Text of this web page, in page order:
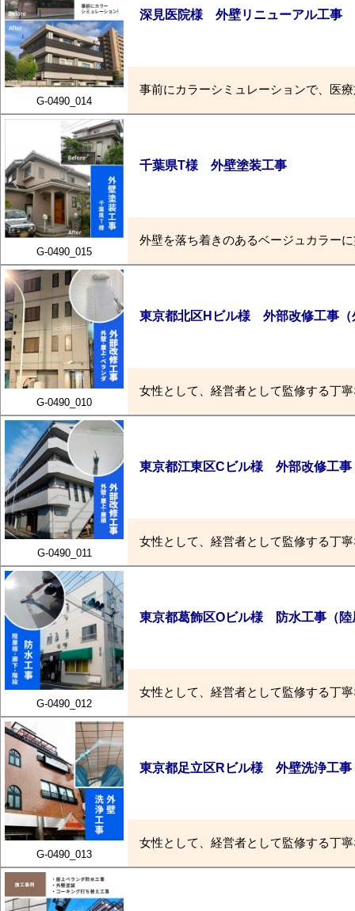
G-0490_014
深見医院様 外壁リニューアル工事
事前にカラーシミュレーションで、医
G-0490_015
千葉県T様 外壁塗装工事
外壁を落ち着きのあるベージュカラー
G-0490_010
東京都北区Hビル様 外部改修工事（
女性として、経営者として監修する丁
G-0490_011
東京都江東区Cビル様 外部改修工事
女性として、経営者として監修する丁
G-0490_012
東京都葛飾区Oビル様 防水工事（陸
女性として、経営者として監修する丁
G-0490_013
東京都足立区Rビル様 外壁洗浄工事
女性として、経営者として監修する丁